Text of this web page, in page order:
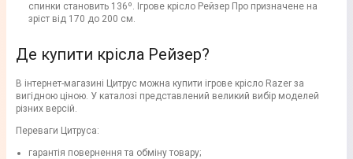
спинки становить 136º. Ігрове крісло Рейзер Про призначене на
зріст від 170 до 200 см.
Де купити крісла Рейзер?
В інтернет-магазині Цитрус можна купити ігрове крісло Razer за
вигідною ціною. У каталозі представлений великий вибір моделей
різних версій.
Переваги Цитруса:
гарантія повернення та обміну товару;